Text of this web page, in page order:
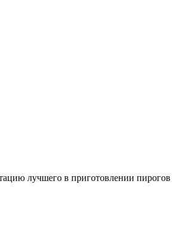
лучшего в приготовлении пирогов